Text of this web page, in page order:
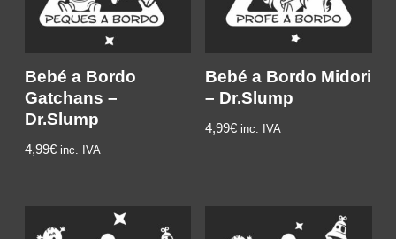
Bebé a Bordo
Gatchans –
Dr.Slump
4,99€ inc. IVA
Bebé a Bordo Midori
– Dr.Slump
4,99€ inc. IVA